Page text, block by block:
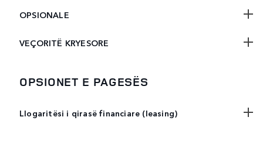
OPSIONALE
VEÇORITË KRYESORE
OPSIONET E PAGESËS
Llogaritësi i qirasë financiare (leasing)